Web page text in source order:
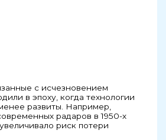
с исчезновением
в эпоху, когда технологии
развиты. Например,
радаров в 1950-х
риск потери